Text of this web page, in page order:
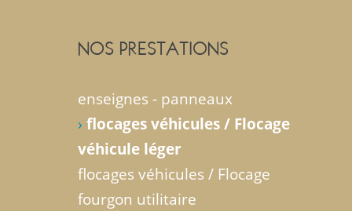
NOS PRESTATIONS
enseignes - panneaux
› flocages véhicules / Flocage
véhicule léger
flocages véhicules / Flocage
fourgon utilitaire